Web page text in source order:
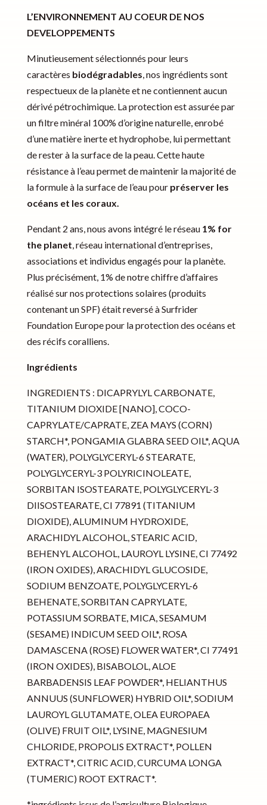
L’ENVIRONNEMENT AU COEUR DE NOS
DEVELOPPEMENTS
Minutieusement sélectionnés pour leurs
caractères biodégradables, nos ingrédients sont
respectueux de la planète et ne contiennent aucun
dérivé pétrochimique. La protection est assurée par
un filtre minéral 100% d’origine naturelle, enrobé
d’une matière inerte et hydrophobe, lui permettant
de rester à la surface de la peau. Cette haute
résistance à l’eau permet de maintenir la majorité de
la formule à la surface de l’eau pour préserver les
océans et les coraux.
Pendant 2 ans, nous avons intégré le réseau1% for
the planet, réseau international d’entreprises,
associations et individus engagés pour la planète.
Plus précisément, 1% de notre chiffre d’affaires
réalisé sur nos protections solaires (produits
contenant un SPF) était reversé à Surfrider
Foundation Europe pour la protection des océans et
des récifs coralliens.
Ingrédients
INGREDIENTS : DICAPRYLYL CARBONATE,
TITANIUM DIOXIDE [NANO], COCO-
CAPRYLATE/CAPRATE, ZEA MAYS (CORN)
STARCH*, PONGAMIA GLABRA SEED OIL*, AQUA
(WATER), POLYGLYCERYL-6 STEARATE,
POLYGLYCERYL-3 POLYRICINOLEATE,
SORBITAN ISOSTEARATE, POLYGLYCERYL-3
DIISOSTEARATE, CI 77891 (TITANIUM
DIOXIDE), ALUMINUM HYDROXIDE,
ARACHIDYL ALCOHOL, STEARIC ACID,
BEHENYL ALCOHOL, LAUROYL LYSINE, CI 77492
(IRON OXIDES), ARACHIDYL GLUCOSIDE,
SODIUM BENZOATE, POLYGLYCERYL-6
BEHENATE, SORBITAN CAPRYLATE,
POTASSIUM SORBATE, MICA, SESAMUM
(SESAME) INDICUM SEED OIL*, ROSA
DAMASCENA (ROSE) FLOWER WATER*, CI 77491
(IRON OXIDES), BISABOLOL, ALOE
BARBADENSIS LEAF POWDER*, HELIANTHUS
ANNUUS (SUNFLOWER) HYBRID OIL*, SODIUM
LAUROYL GLUTAMATE, OLEA EUROPAEA
(OLIVE) FRUIT OIL*, LYSINE, MAGNESIUM
CHLORIDE, PROPOLIS EXTRACT*, POLLEN
EXTRACT*, CITRIC ACID, CURCUMA LONGA
(TUMERIC) ROOT EXTRACT*.